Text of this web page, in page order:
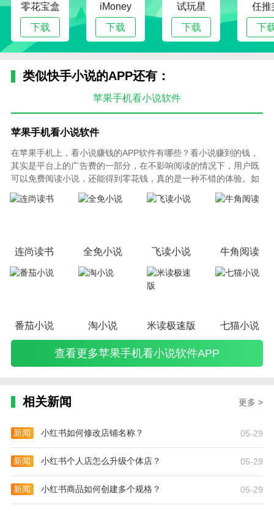
零花宝盒
下载
iMoney
下载
试玩星
下载
任推
下
类似快手小说的APP还有：
苹果手机看小说软件
苹果手机看小说软件
在苹果手机上，看小说赚钱的APP软件有哪些？看小说赚到的钱，
其实是平台上的广告费的一部分，在不影响阅读的情况下，用户既
可以免费阅读小说，还能得到零花钱，真的是一种不错的体验。如
果你还在寻找靠谱的看小说赚钱软件的话，不妨试试绿色手机网为
你推荐的吧。
连尚读书 全免小说 飞读小说 牛角阅读
番茄小说 淘小说 米读极速版 七猫小说
查看更多苹果手机看小说软件APP
相关新闻 更多 >
新闻 小红书如何修改店铺名称？ 05-29
新闻 小红书个人店怎么升级个体店？ 05-29
新闻 小红书商品如何创建多个规格？ 05-29